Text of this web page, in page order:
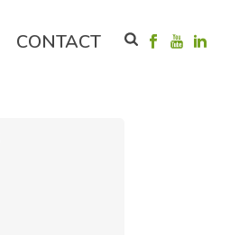
CONTACT